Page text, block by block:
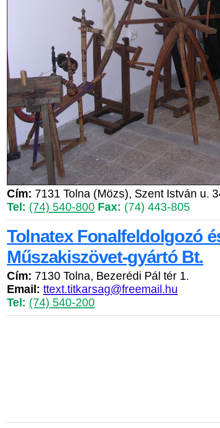
Cím: 7131 Tolna (Mözs), Szent István u.
Tel: (74) 540-800 Fax: (74) 443-805
Tolnatex Fonalfeldolgozó
Műszakiszövet-gyártó Bt.
Cím: 7130 Tolna, Bezerédi Pál tér 1.
Email: ttext.titkarsag@freemail.hu
Tel: (74) 540-200